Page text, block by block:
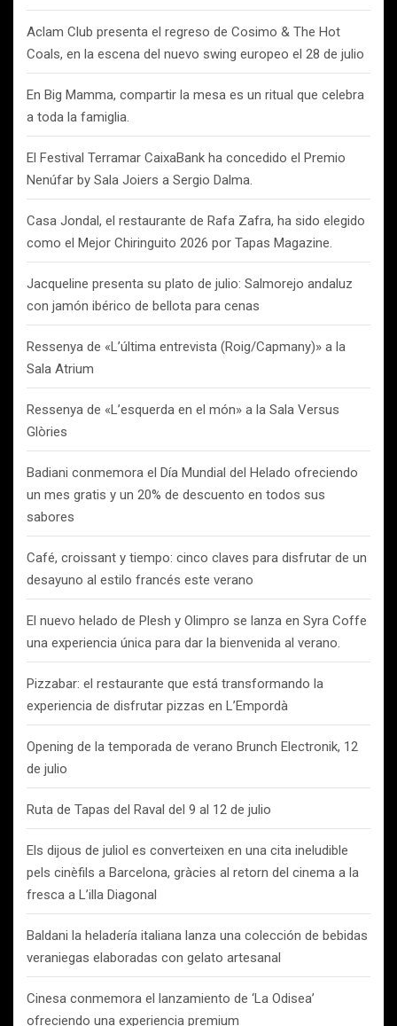
Aclam Club presenta el regreso de Cosimo & The Hot
Coals, en la escena del nuevo swing europeo el 28 de julio
En Big Mamma, compartir la mesa es un ritual que celebra
a toda la famiglia.
El Festival Terramar CaixaBank ha concedido el Premio
Nenúfar by Sala Joiers a Sergio Dalma.
Casa Jondal, el restaurante de Rafa Zafra, ha sido elegido
como el Mejor Chiringuito 2026 por Tapas Magazine.
Jacqueline presenta su plato de julio: Salmorejo andaluz
con jamón ibérico de bellota para cenas
Ressenya de «L’última entrevista (Roig/Capmany)» a la
Sala Atrium
Ressenya de «L’esquerda en el món» a la Sala Versus
Glòries
Badiani conmemora el Día Mundial del Helado ofreciendo
un mes gratis y un 20% de descuento en todos sus
sabores
Café, croissant y tiempo: cinco claves para disfrutar de un
desayuno al estilo francés este verano
El nuevo helado de Plesh y Olimpro se lanza en Syra Coffe
una experiencia única para dar la bienvenida al verano.
Pizzabar: el restaurante que está transformando la
experiencia de disfrutar pizzas en L’Empordà
Opening de la temporada de verano Brunch Electronik, 12
de julio
Ruta de Tapas del Raval del 9 al 12 de julio
Els dijous de juliol es converteixen en una cita ineludible
pels cinèfils a Barcelona, gràcies al retorn del cinema a la
fresca a L’illa Diagonal
Baldani la heladería italiana lanza una colección de bebidas
veraniegas elaboradas con gelato artesanal
Cinesa conmemora el lanzamiento de ‘La Odisea’
ofreciendo una experiencia premium